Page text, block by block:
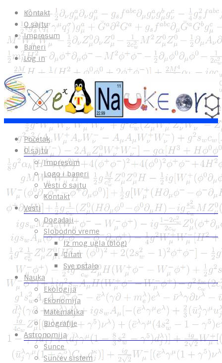
Kontakt
O sajtu
Impresum
Baneri
Log in
Početak
O sajtu
Impresum
Logo i baneri
Vesti o sajtu
Kontakt
Vesti
Događaji
Slobodno vreme
Iz mog ugla (blog)
Citati
Sve ostalo
Nauka
Ekologija
Ekonomija
Matematika
Biografije
Astronomija
Sunce
Sunčev sistem